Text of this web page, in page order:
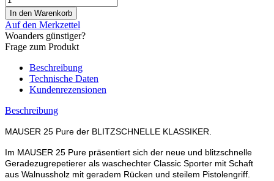
Auf den Merkzettel
Woanders günstiger?
Frage zum Produkt
Beschreibung
Technische Daten
Kundenrezensionen
Beschreibung
MAUSER 25 Pure der BLITZSCHNELLE KLASSIKER.
Im MAUSER 25 Pure präsentiert sich der neue und blitzschnelle
Geradezugrepetierer als waschechter Classic Sporter mit Schaft
aus Walnussholz mit geradem Rücken und steilem Pistolengriff.